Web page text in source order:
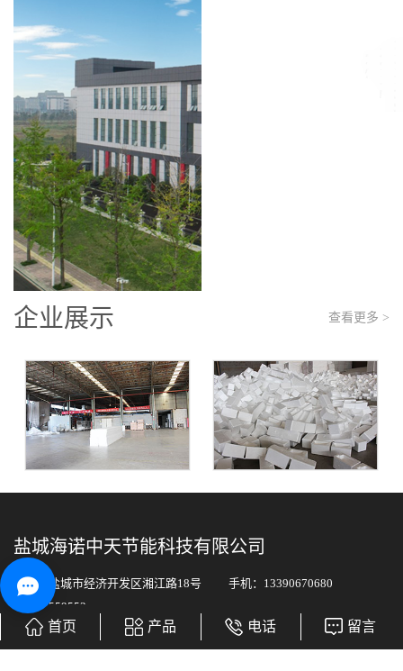
企业展示 查看更多 >
盐城海诺中天节能科技有限公司
地址：盐城市经济开发区湘江路18号 手机：13390670680
/18051559553
网址： www.ychnzt.cn
传真：0515-88288618
首页 产品 电话 留言